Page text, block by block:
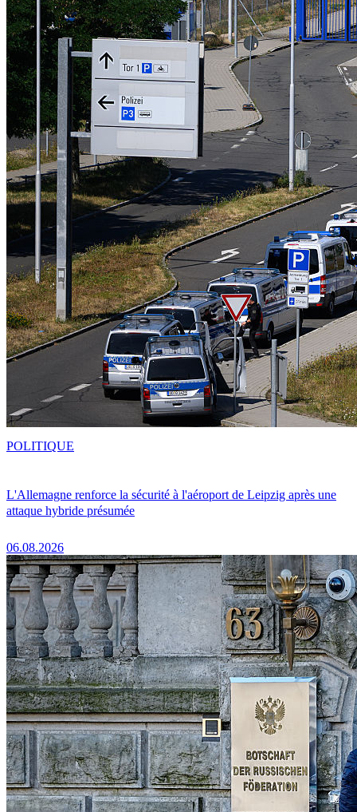
L'Allemagne renforce la sécurité à l'aéroport de Leipzig après une
attaque hybride présumée
06.08.2026
POLITIQUE